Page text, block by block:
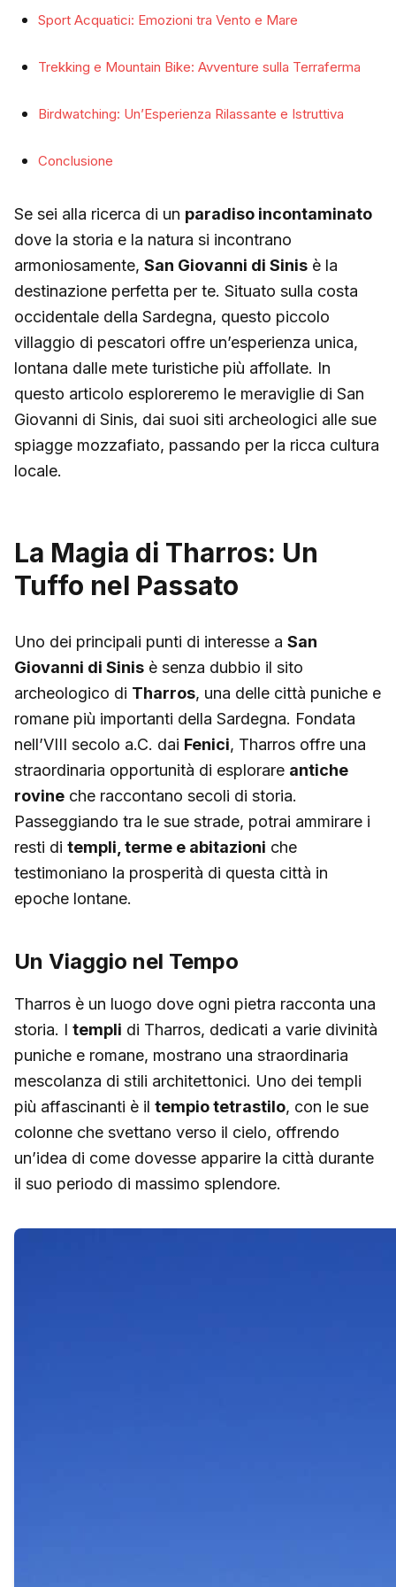
Sport Acquatici: Emozioni tra Vento e Mare
Trekking e Mountain Bike: Avventure sulla Terraferma
Birdwatching: Un’Esperienza Rilassante e Istruttiva
Conclusione
Se sei alla ricerca di un paradiso incontaminato
dove la storia e la natura si incontrano
armoniosamente, San Giovanni di Sinis è la
destinazione perfetta per te. Situato sulla costa
occidentale della Sardegna, questo piccolo
villaggio di pescatori offre un’esperienza unica,
lontana dalle mete turistiche più affollate. In
questo articolo esploreremo le meraviglie di San
Giovanni di Sinis, dai suoi siti archeologici alle sue
spiagge mozzafiato, passando per la ricca cultura
locale.
La Magia di Tharros: Un
Tuffo nel Passato
Uno dei principali punti di interesse a San
Giovanni di Sinis è senza dubbio il sito
archeologico di Tharros, una delle città puniche e
romane più importanti della Sardegna. Fondata
nell’VIII secolo a.C. dai Fenici, Tharros offre una
straordinaria opportunità di esplorare antiche
rovine che raccontano secoli di storia.
Passeggiando tra le sue strade, potrai ammirare i
resti di templi, terme e abitazioni che
testimoniano la prosperità di questa città in
epoche lontane.
Un Viaggio nel Tempo
Tharros è un luogo dove ogni pietra racconta una
storia. I templi di Tharros, dedicati a varie divinità
puniche e romane, mostrano una straordinaria
mescolanza di stili architettonici. Uno dei templi
più affascinanti è il tempio tetrastilo, con le sue
colonne che svettano verso il cielo, offrendo
un’idea di come dovesse apparire la città durante
il suo periodo di massimo splendore.